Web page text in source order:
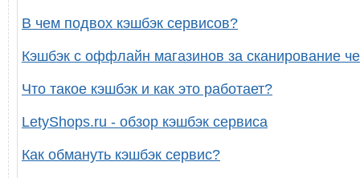
В чем подвох кэшбэк сервисов?
Кэшбэк с оффлайн магазинов за сканирование
Что такое кэшбэк и как это работает?
LetyShops.ru - обзор кэшбэк сервиса
Как обмануть кэшбэк сервис?